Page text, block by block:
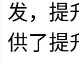
发，提
供了提